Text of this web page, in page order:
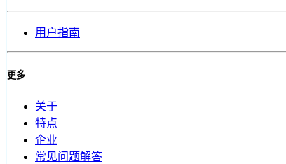
用户指南
更多
关于
特点
企业
常见问题解答